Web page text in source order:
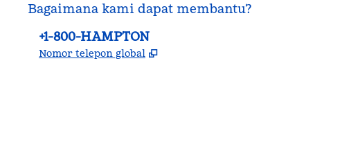
Bagaimana kami dapat membantu?
Telepon:
+1-800-HAMPTON
Nomor telepon global ,